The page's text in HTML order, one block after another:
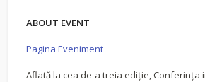
ABOUT EVENT
Pagina Eveniment
Aflată la cea de-a treia ediție, Conferința